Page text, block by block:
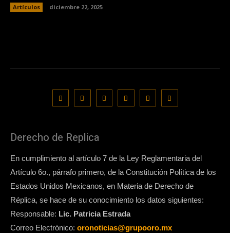
Artículos diciembre 22, 2025
Derecho de Replica
En cumplimiento al artículo 7 de la Ley Reglamentaria del
Artículo 6o., párrafo primero, de la Constitución Política de los
Estados Unidos Mexicanos, en Materia de Derecho de
Réplica, se hace de su conocimiento los datos siguientes:
Responsable: Lic. Patricia Estrada
Correo Electrónico: oronoticias@grupooro.mx